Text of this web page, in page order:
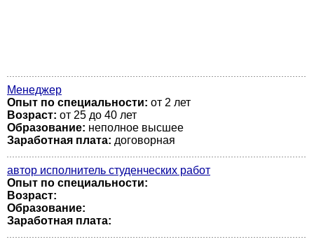
Менеджер
Опыт по специальности: от 2 лет
Возраст: от 25 до 40 лет
Образование: неполное высшее
Заработная плата: договорная
автор исполнитель студенческих работ
Опыт по специальности:
Возраст:
Образование:
Заработная плата: